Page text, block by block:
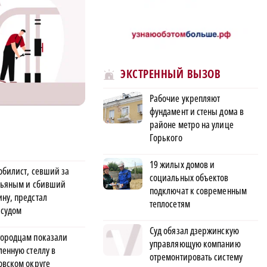
севший за
и сбивший
предстал
показали
стеллу в
округе
ЭКСТРЕННЫЙ ВЫЗОВ
Рабочие укрепляют
фундамент и стены дома в
районе метро на улице
Горького
19 жилых домов и
социальных объектов
подключат к современным
теплосетям
Суд обязал дзержинскую
управляющую компанию
отремонтировать систему